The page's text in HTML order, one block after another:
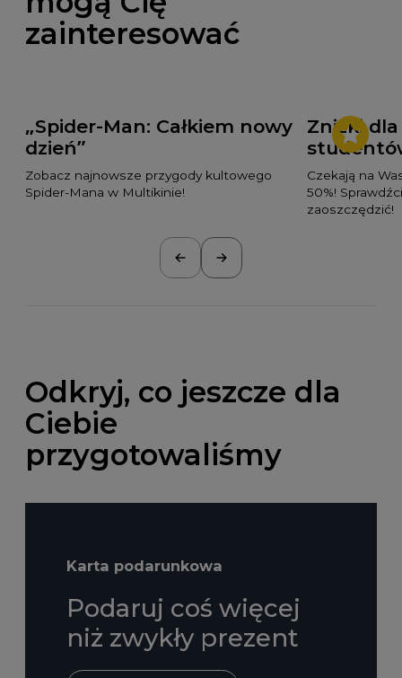
zainteresować
„Spider-Man: Całkiem nowy
dzień”
Zobacz najnowsze przygody kultowego
Spider-Mana w Multikinie!
Zniżki
Czekają na
50%!
zaoszczędzić!
Odkryj, co jeszcze dla
Ciebie
przygotowaliśmy
Karta podarunkowa
Podaruj coś więcej
niż zwykły prezent